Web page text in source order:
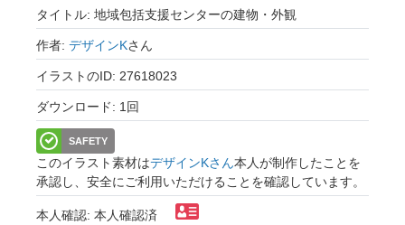
タイトル: 地域包括支援センターの建物・外観
作者: デザインKさん
イラストのID: 27618023
ダウンロード: 1回
SAFETY
このイラスト素材はデザインKさん本人が制作したことを
承認し、安全にご利用いただけることを確認しています。
本人確認: 本人確認済